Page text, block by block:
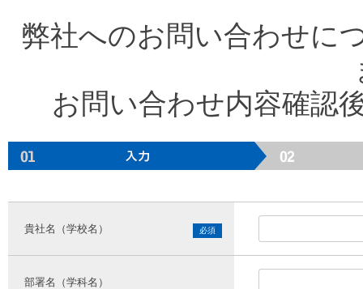
弊社へのお問い合わせに
お問い合わせ内容確認
貴社名（学校名）
部署名（学科名）